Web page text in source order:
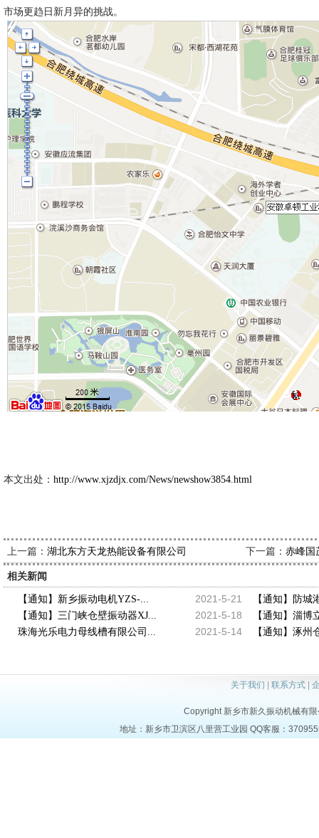
市场更趋日新月异的挑战。
本文出处： http://www.xjzdjx.com/News/newshow3854.html
上一篇： 湖北东方天龙热能设备有限公司 下一篇： 赤峰国
相关新闻
2021-5-21
【通知】新乡振动电机YZS-... 【通知】防城
2021-5-18
【通知】三门峡仓壁振动器XJ... 【通知】淄博
2021-5-14
珠海光乐电力母线槽有限公司... 【通知】涿州
关于我们 联系方式|
Copyright 新乡市新久振动机械有
地址：新乡市卫滨区八里营工业园 QQ客服：